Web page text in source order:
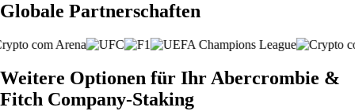
Globale Partnerschaften
Weitere Optionen für Ihr Abercrombie &
Fitch Company-Staking